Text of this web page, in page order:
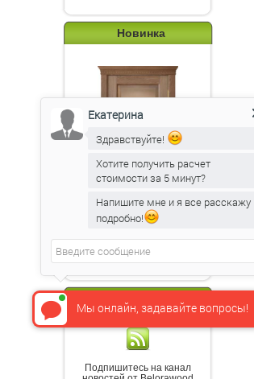
Новинка
Эпир 3в анегри ПГО
бронза 7
Подпишитесь на канал
Мы онлайн, задавайте вопросы!
Екатерина
Здравствуйте!
Хотите получить расчет
стоимости за 5 минут?
Напишите мне и я все расскажу
подробно!